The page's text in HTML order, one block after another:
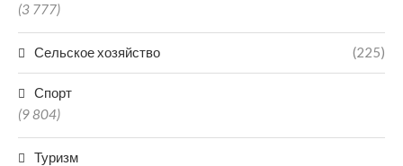
(3 777)
Сельское хозяйство (225)
Спорт
(9 804)
Туризм